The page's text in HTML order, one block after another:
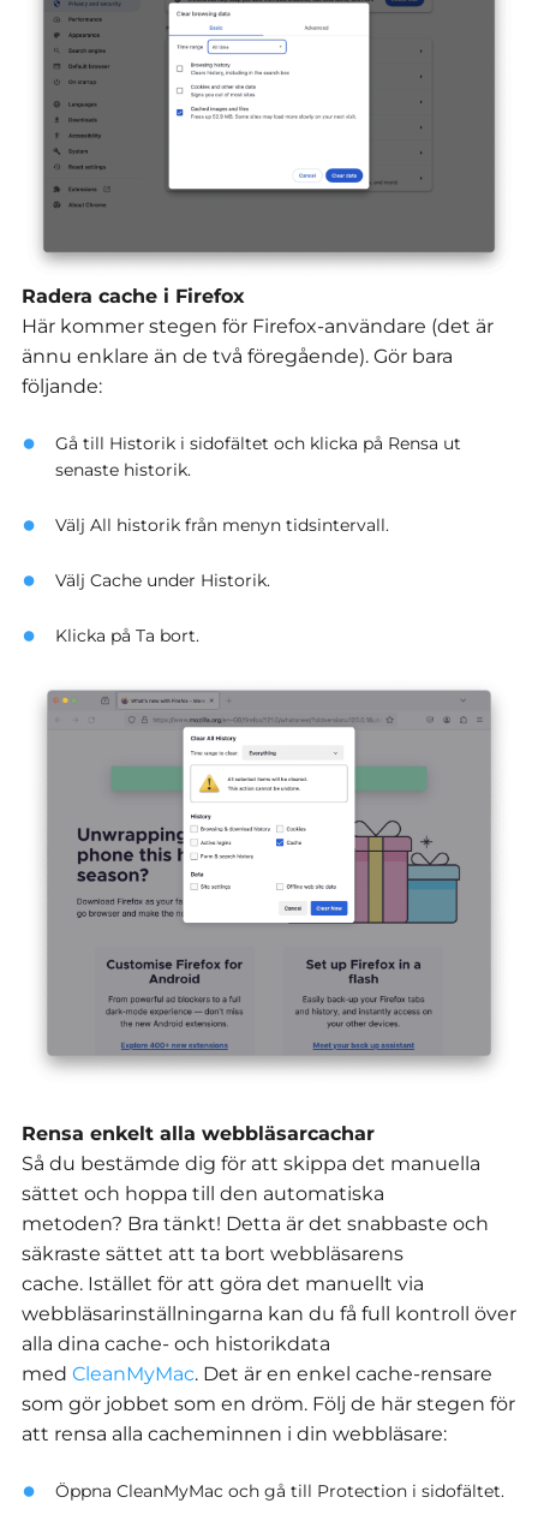
Radera cache i Firefox
Här kommer stegen för Firefox-användare (det är
ännu enklare än de två föregående). Gör bara
följande:
Gå till Historik i sidofältet och klicka på Rensa ut
senaste historik.
Välj All historik från menyn tidsintervall.
Välj Cache under Historik.
Klicka på Ta bort.
Rensa enkelt alla webbläsarcachar
Så du bestämde dig för att skippa det manuella
sättet och hoppa till den automatiska
metoden? Bra tänkt! Detta är det snabbaste och
säkraste sättet att ta bort webbläsarens
cache. Istället för att göra det manuellt via
webbläsarinställningarna kan du få full kontroll över
alla dina cache- och historikdata
med CleanMyMac. Det är en enkel cache-rensare
som gör jobbet som en dröm. Följ de här stegen för
att rensa alla cacheminnen i din webbläsare:
Öppna CleanMyMac och gå till Protection i sidofältet.